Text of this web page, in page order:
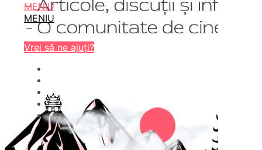
MENIU
MENIU
Vrei să ne ajuți?